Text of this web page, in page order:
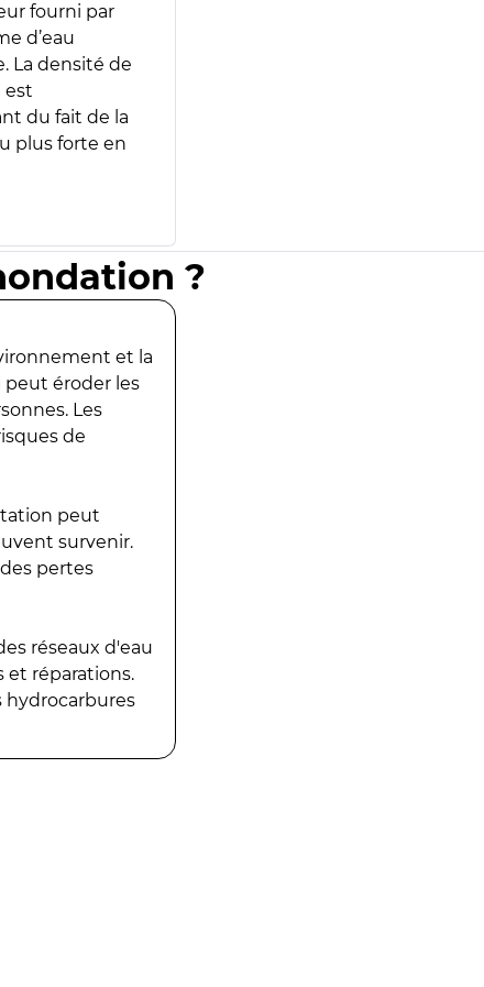
fourni par
d’eau
La densité de
est
du fait de la
plus forte en
?
et la
peut éroder les
Les
de
peut
survenir.
pertes
réseaux d'eau
réparations.
hydrocarbures